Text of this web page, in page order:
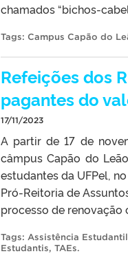
chamados “bichos-
Tags: Campus Capão do
Refeições dos
pagantes do
17/11/2023
A partir de 17 de
câmpus Capão do
estudantes da UFPel,
Pró-Reitoria de
processo de
Tags: Assistência Estudantil
Estudantis, TAEs.